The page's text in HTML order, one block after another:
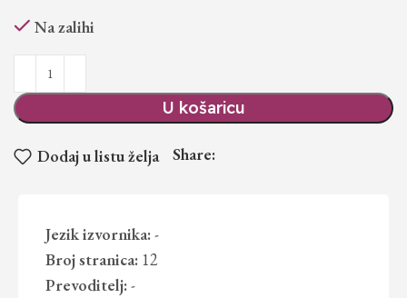
Na zalihi
U košaricu
Dodaj u listu želja Share:
Jezik izvornika: -
Broj stranica: 12
Prevoditelj: -